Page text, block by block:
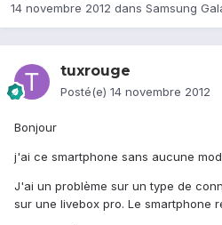
14 novembre 2012 dans Samsung
tuxrouge
Posté(e) 14 novembre 2012
Bonjour
j'ai ce smartphone sans aucune
J'ai un problème sur un type de
sur une livebox pro. Le smartphone